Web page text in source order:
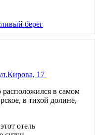
берег
17
в самом
в тихой долине,
отель